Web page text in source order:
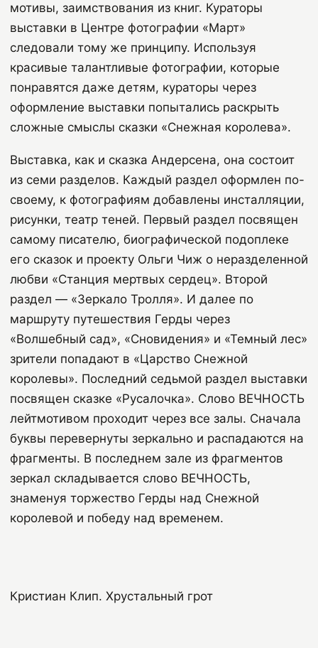
мотивы, заимствования из книг. Кураторы
выставки в Центре фотографии «Март»
следовали тому же принципу. Используя
красивые талантливые фотографии, которые
понравятся даже детям, кураторы через
оформление выставки попытались раскрыть
сложные смыслы сказки «Снежная королева».
Выставка, как и сказка Андерсена, она состоит
из семи разделов. Каждый раздел оформлен по-
своему, к фотографиям добавлены инсталляции,
рисунки, театр теней. Первый раздел посвящен
самому писателю, биографической подоплеке
его сказок и проекту Ольги Чиж о неразделенной
любви «Станция мертвых сердец». Второй
раздел — «Зеркало Тролля». И далее по
маршруту путешествия Герды через
«Волшебный сад», «Сновидения» и «Темный лес»
зрители попадают в «Царство Снежной
королевы». Последний седьмой раздел выставки
посвящен сказке «Русалочка». Слово ВЕЧНОСТЬ
лейтмотивом проходит через все залы. Сначала
буквы перевернуты зеркально и распадаются на
фрагменты. В последнем зале из фрагментов
зеркал складывается слово ВЕЧНОСТЬ,
знаменуя торжество Герды над Снежной
королевой и победу над временем.
Кристиан Клип. Хрустальный грот